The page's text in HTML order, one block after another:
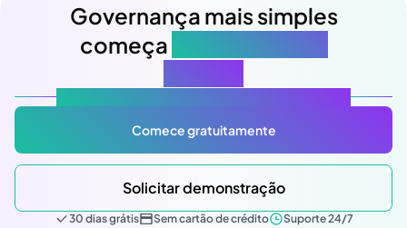
Governança mais simples
começa
Comece gratuitamente
Solicitar demonstração
30 dias grátis Sem cartão de crédito Suporte 24/7